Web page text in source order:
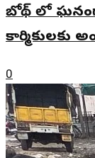
బోథ్ లో
0